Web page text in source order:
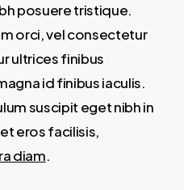
posuere tristique.
orci, vel consectetur
ultrices finibus
id finibus iaculis.
suscipit eget nibh in
eros facilisis,
diam.